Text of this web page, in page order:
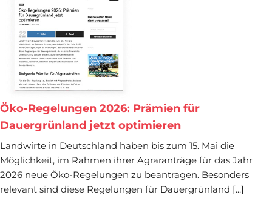
Öko-Regelungen 2026: Prämien für
Dauergrünland jetzt optimieren
Landwirte in Deutschland haben bis zum 15. Mai die
Möglichkeit, im Rahmen ihrer Agraranträge für das Jahr
2026 neue Öko-Regelungen zu beantragen. Besonders
relevant sind diese Regelungen für Dauergrünland [...]